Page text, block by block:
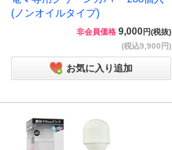
(ノンオイルタイプ)
非会員価格 9,000円(税抜)
(税込9,900円)
お気に入り追加